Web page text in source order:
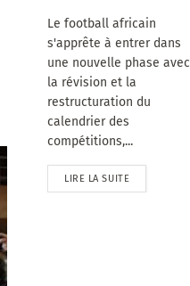
Le football africain
s'apprête à entrer dans
une nouvelle phase avec
la révision et la
restructuration du
calendrier des
compétitions,...
LIRE LA SUITE